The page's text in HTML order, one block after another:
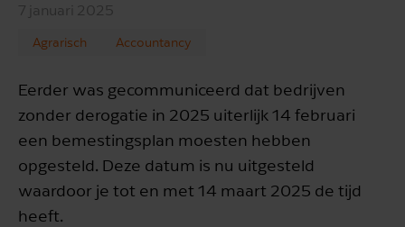
7 januari 2025
Agrarisch Accountancy
Eerder was gecommuniceerd dat bedrijven
zonder derogatie in 2025 uiterlijk 14 februari
een bemestingsplan moesten hebben
opgesteld. Deze datum is nu uitgesteld
waardoor je tot en met 14 maart 2025 de tijd
heeft.